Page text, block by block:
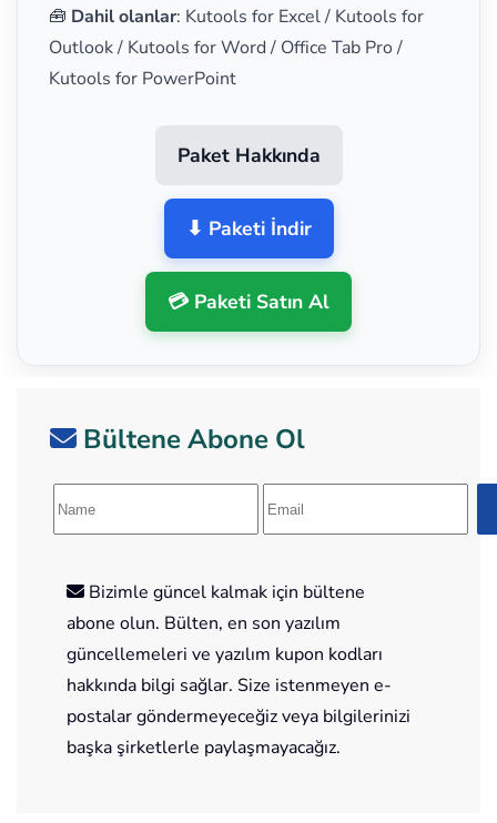
🧰 Dahil olanlar: Kutools for Excel / Kutools for
Outlook / Kutools for Word / Office Tab Pro /
Kutools for PowerPoint
Paket Hakkında
⬇ Paketi İndir
💳 Paketi Satın Al
Bültene Abone Ol
Bizimle güncel kalmak için bültene
abone olun. Bülten, en son yazılım
güncellemeleri ve yazılım kupon kodları
hakkında bilgi sağlar. Size istenmeyen e-
postalar göndermeyeceğiz veya bilgilerinizi
başka şirketlerle paylaşmayacağız.